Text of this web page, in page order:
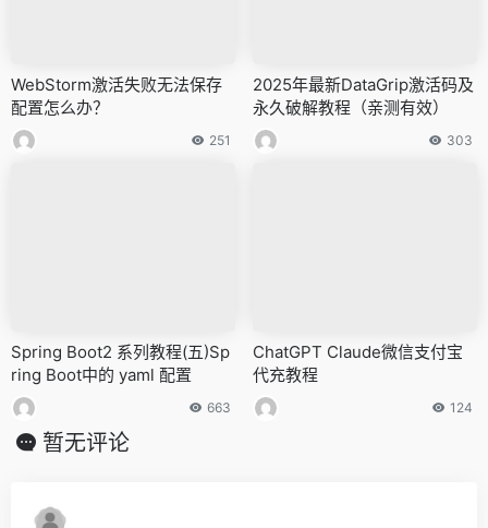
WebStorm激活失败无法保存
配置怎么办？
251
2025年最新DataGrip激活码及
永久破解教程（亲测有效）
303
Spring Boot2 系列教程(五)Sp
ring Boot中的 yaml 配置
663
ChatGPT Claude微信支付宝
代充教程
124
暂无评论